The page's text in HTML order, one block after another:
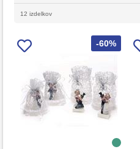
12 izdelkov
-60%